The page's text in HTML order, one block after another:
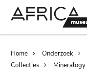
Home Onderzoek
Collecties